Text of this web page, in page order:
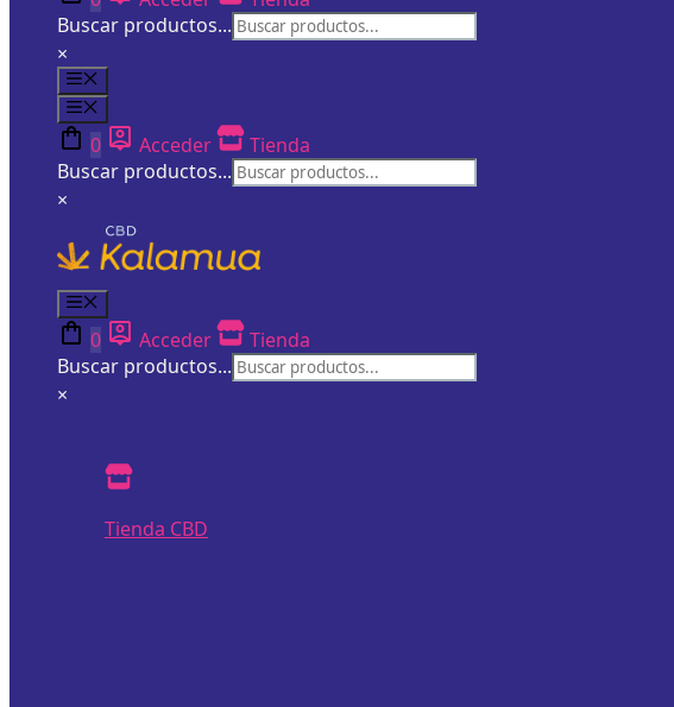
Buscar productos...
×
Menú
Menú
0 Acceder
Tienda
Buscar productos...
×
Menú
0 Acceder
Tienda
Buscar productos...
×
Tienda CBD